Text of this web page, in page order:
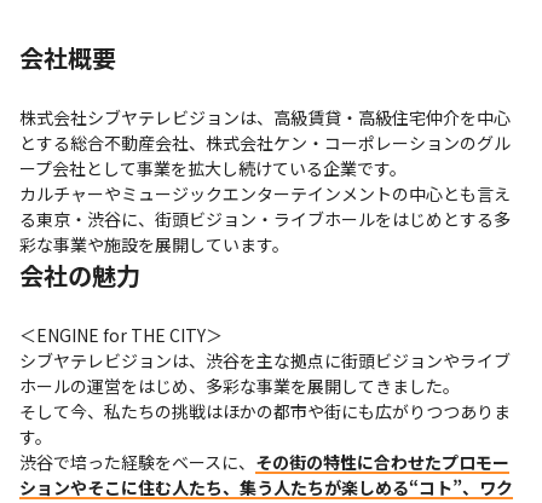
会社概要
株式会社シブヤテレビジョンは、高級賃貸・高級住宅仲介を中心
とする総合不動産会社、株式会社ケン・コーポレーションのグル
ープ会社として事業を拡大し続けている企業です。
カルチャーやミュージックエンターテインメントの中心とも言え
る東京・渋谷に、街頭ビジョン・ライブホールをはじめとする多
彩な事業や施設を展開しています。
会社の魅力
＜ENGINE for THE CITY＞
シブヤテレビジョンは、渋谷を主な拠点に街頭ビジョンやライブ
ホールの運営をはじめ、多彩な事業を展開してきました。
そして今、私たちの挑戦はほかの都市や街にも広がりつつありま
す。
渋谷で培った経験をベースに、 その街の特性に合わせたプロモー
ションやそこに住む人たち、集う人たちが楽しめる“コト”、ワク